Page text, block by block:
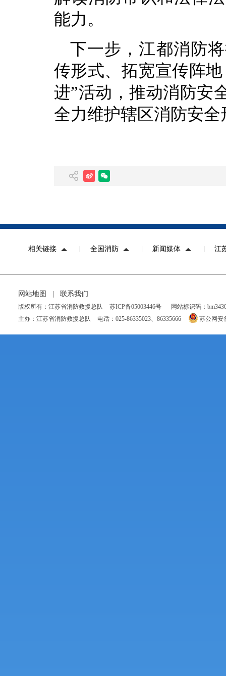
能力。
下一步，江都消防
传形式、拓宽宣传阵
进”活动，推动消防安
全力维护辖区消防安
相关链接 全国消防 新闻媒体 江
网站地图 联系我们
版权所有：江苏省消防救援总队 苏ICP备05003446号
网站标识码：
主办：江苏省消防救援总队
电话：025-86335023、86335666 苏公网安